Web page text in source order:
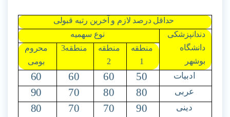
حداقل درصد لازم و آخرین رتبه قبولی
دندانپزشکی
دانشگاه
بوشهر
نوع سهمیه
منطقه
1
منطقه
2
منطقه3
محروم
بومی
ادبیات 50
60
60
60
عربی 80
80
70
90
دینی 90
70
70
80